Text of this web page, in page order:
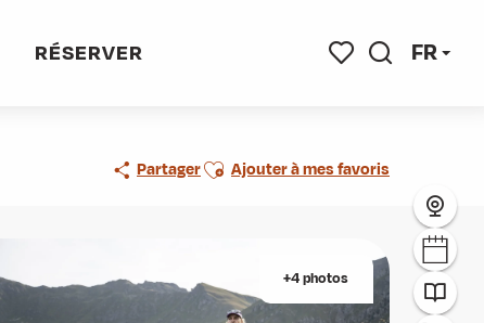
FR
RÉSERVER
PartagerAjouter aux favoris
Ajouter à mes favoris
+4 photos